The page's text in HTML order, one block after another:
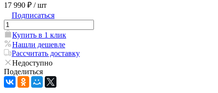
17 990 ₽ / шт
Подписаться
Купить в 1 клик
Нашли дешевле
Рассчитать доставку
Недоступно
Поделиться